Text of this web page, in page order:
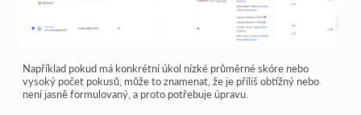
Například pokud má konkrétní úkol nízké průměrné skóre nebo
vysoký počet pokusů, může to znamenat, že je příliš obtížný nebo
není jasně formulovaný, a proto potřebuje úpravu.